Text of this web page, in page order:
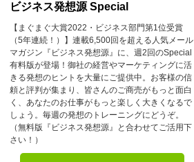
ビジネス発想源 Special
【まぐまぐ大賞2022・ビジネス部門第1位受賞
（5年連続！）】連載6,500回を超える人気メール
マガジン『ビジネス発想源』に、週2回のSpecial
有料版が登場！御社の経営やマーケティングに活
きる発想のヒントを大量にご提供中。お客様の信
頼と評判が集まり、皆さんのご商売がもっと面白
く、あなたのお仕事がもっと楽しく大きくなるで
しょう。毎週の発想のトレーニングにどうぞ。
（無料版『ビジネス発想源』と合わせてご活用下
さい！）